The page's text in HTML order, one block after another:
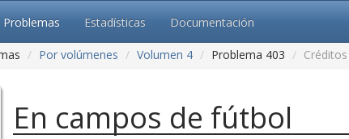
Problemas Estadísticas Documentación
Por volúmenes Volumen 4 Problema 403 Créditos
En campos de fútbol